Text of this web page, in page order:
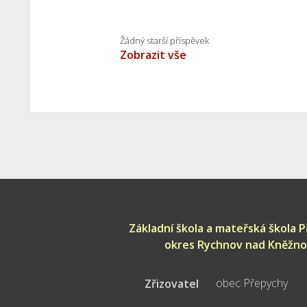
Žádný starší příspěvek
Zobrazit vše
Základní škola a mateřská škola
okres Rychnov nad
Zřizovatel
obec Přepychy